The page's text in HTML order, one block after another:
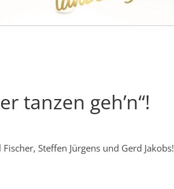
tanzen geh’n“!
Steffen Jürgens und Gerd Jakobs!